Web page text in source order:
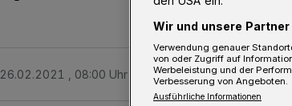
26.02.2021 , 08:00 Uhr Eine Minute Lesezeit
Wir und unsere
Verwendung genauer
von oder Zugriff auf
Werbeleistung und der
Verbesserung von Angeboten.
Ausführliche Informationen